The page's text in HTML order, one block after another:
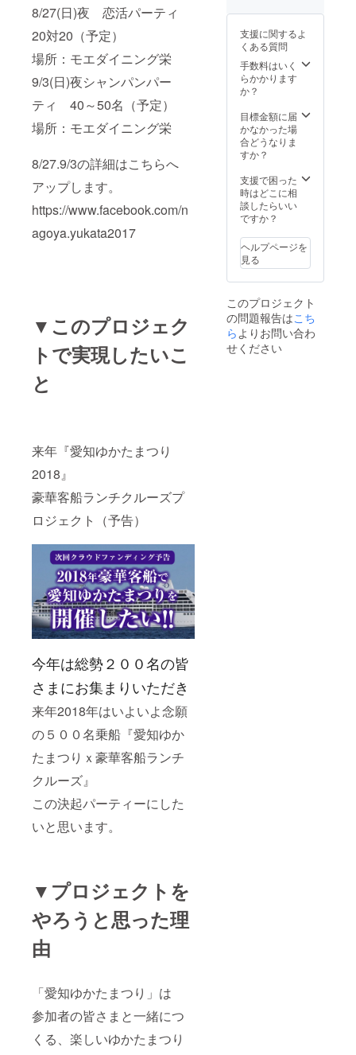
8/27(日)夜 恋活パーティ
20対20（予定）
場所：モエダイニング栄
9/3(日)夜シャンパンパー
ティ 40～50名（予定）
場所：モエダイニング栄
8/27.9/3の詳細はこちらへ
アップします。
https://www.facebook.com/n
agoya.yukata2017
▼このプロジェク
トで実現したいこ
と
来年『愛知ゆかたまつり
2018』
豪華客船ランチクルーズプ
ロジェクト（予告）
今年は総勢２００名の皆
さまにお集まりいただき
来年2018年はいよいよ念願
の５００名乗船『愛知ゆか
たまつりｘ豪華客船ランチ
クルーズ』
この決起パーティーにした
いと思います。
▼プロジェクトを
やろうと思った理
由
「愛知ゆかたまつり」は
参加者の皆さまと一緒につ
くる、楽しいゆかたまつり
セージ
ご相談
をお願
いしま
す
支援に関するよ
くある質問
手数料はいく
らかかります
か？
目標金額に届
かなかった場
合どうなりま
すか？
支援で困った
時はどこに相
談したらいい
ですか？
ヘルプページを
見る
このプロジェクト
の問題報告はこち
ら よりお問い合わ
せください